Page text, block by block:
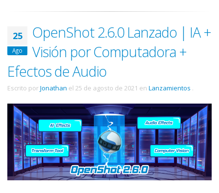
25
Ago
OpenShot 2.6.0 Lanzado | IA +
Visión por Computadora +
Efectos de Audio
Escrito porJonathan el 25 de agosto de 2021 en Lanzamientos .